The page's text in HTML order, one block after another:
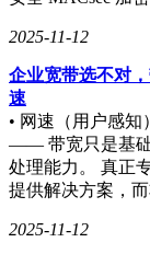
2025-11-12
企业宽带选不对
速
• 网速（用户感
—— 带宽只是基础
处理能力。 真正
提供解决方案，
2025-11-12